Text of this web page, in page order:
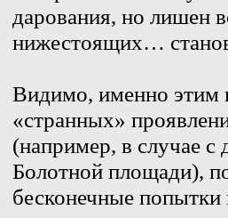
дарования, но лишен
нижестоящих…
Видимо, именно этим
«странных»
(например, в случае с
Болотной площади),
бесконечные